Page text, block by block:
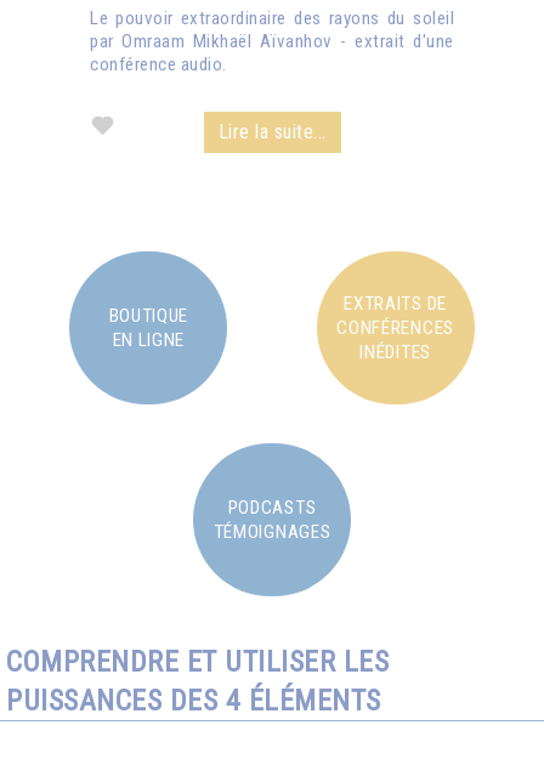
Le pouvoir extraordinaire des rayons du soleil
par Omraam Mikhaël Aïvanhov - extrait d'une
conférence audio.
Lire la suite...
BOUTIQUE
EN LIGNE
EXTRAITS DE
CONFÉRENCES
INÉDITES
PODCASTS
TÉMOIGNAGES
COMPRENDRE ET UTILISER LES
PUISSANCES DES 4 ÉLÉMENTS